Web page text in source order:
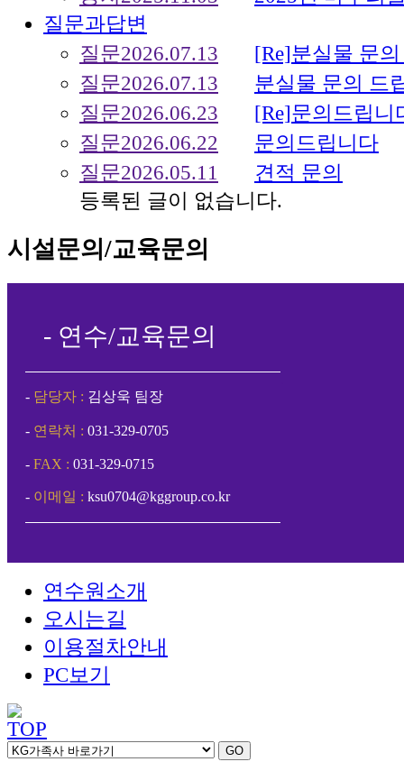
질문과답변
질문2026.07.13
[Re]분실물 문
질문2026.07.13
분실물 문의 드
질문2026.06.23
[Re]문의드립니
질문2026.06.22
문의드립니다
질문2026.05.11
견적 문의
등록된 글이 없습니다.
시설문의/교육문의
- 연수/교육문의
- 담당자 : 김상욱 팀장
- 연락처 : 031-329-0705
- FAX : 031-329-0715
- 이메일 : ksu0704@kggroup.co.kr
연수원소개
오시는길
이용절차안내
PC보기